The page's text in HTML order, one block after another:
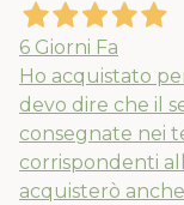
6 Giorni Fa
Ho acquistato
devo dire che il
consegnate nei
corrispondenti
acquisterò